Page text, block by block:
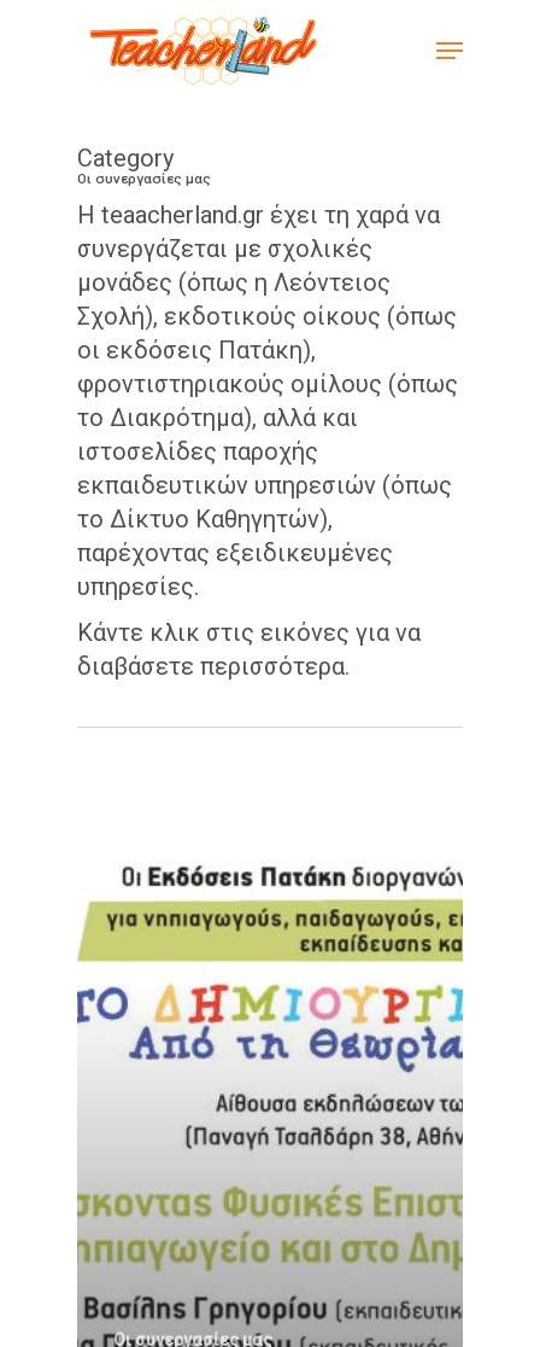
Menu
Category
Οι συνεργασίες μας
Η teaacherland.gr έχει τη χαρά να
συνεργάζεται με σχολικές
μονάδες (όπως η Λεόντειος
Σχολή), εκδοτικούς οίκους (όπως
οι εκδόσεις Πατάκη),
φροντιστηριακούς ομίλους (όπως
το Διακρότημα), αλλά και
ιστοσελίδες παροχής
εκπαιδευτικών υπηρεσιών (όπως
το Δίκτυο Καθηγητών),
παρέχοντας εξειδικευμένες
υπηρεσίες.
Κάντε κλικ στις εικόνες για να
διαβάσετε περισσότερα.
Οι συνεργασίες μας